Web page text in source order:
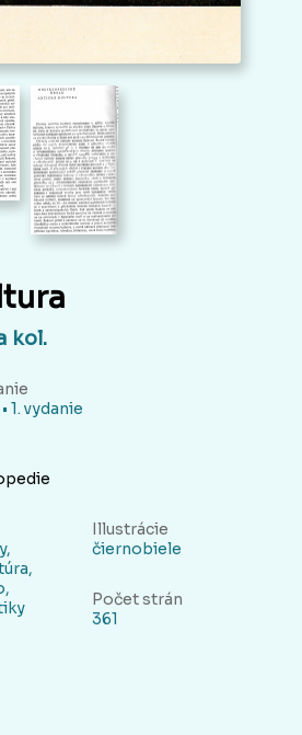
kol.
1. vydanie
Illustrácie
čiernobiele
Počet strán
361